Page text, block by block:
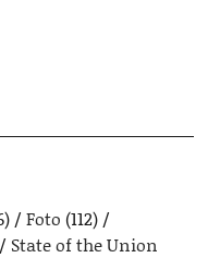
Foto (112)
State of the Union